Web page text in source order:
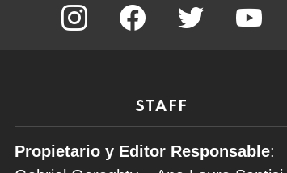
instagram facebook twitter
STAFF
Propietario y Editor Responsable: